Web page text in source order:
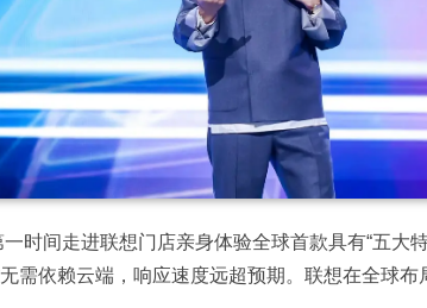
时间走进联想门店亲身体验全球首款具有“五大
需依赖云端，响应速度远超预期。联想在全球